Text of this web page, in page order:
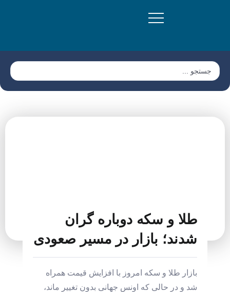
طلا و سکه دوباره گران
شدند؛ بازار در مسیر صعودی
بازار طلا و سکه امروز با افزایش قیمت همراه
شد و در حالی که اونس جهانی بدون تغییر ماند،